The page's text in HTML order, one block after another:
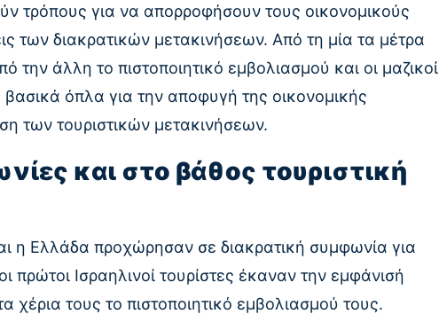
τρόπους για να απορροφήσουν τους οικονομικούς
των διακρατικών μετακινήσεων. Από τη μία τα μέτρα
την άλλη το πιστοποιητικό εμβολιασμού και οι μαζικοί
βασικά όπλα για την αποφυγή της οικονομικής
των τουριστικών μετακινήσεων.
και στο βάθος τουριστική
η Ελλάδα προχώρησαν σε διακρατική συμφωνία για
πρώτοι Ισραηλινοί τουρίστες έκαναν την εμφάνισή
τους το πιστοποιητικό εμβολιασμού τους.